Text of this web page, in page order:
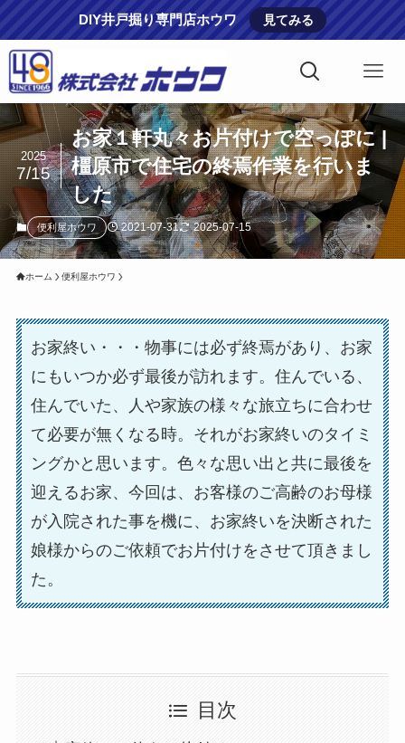
DIY井戸掘り専門店ホウワ 見てみる
お家１軒丸々お片付けで空っぽに |
橿原市で住宅の終焉作業を行いま
した
2025
7/15
便利屋ホウワ 2021-07-31 2025-07-15
ホーム 便利屋ホウワ
お家終い・・・物事には必ず終焉があり、お家
にもいつか必ず最後が訪れます。住んでいる、
住んでいた、人や家族の様々な旅立ちに合わせ
て必要が無くなる時。それがお家終いのタイミ
ングかと思います。色々な思い出と共に最後を
迎えるお家、今回は、お客様のご高齢のお母様
が入院された事を機に、お家終いを決断された
娘様からのご依頼でお片付けをさせて頂きまし
た。
目次